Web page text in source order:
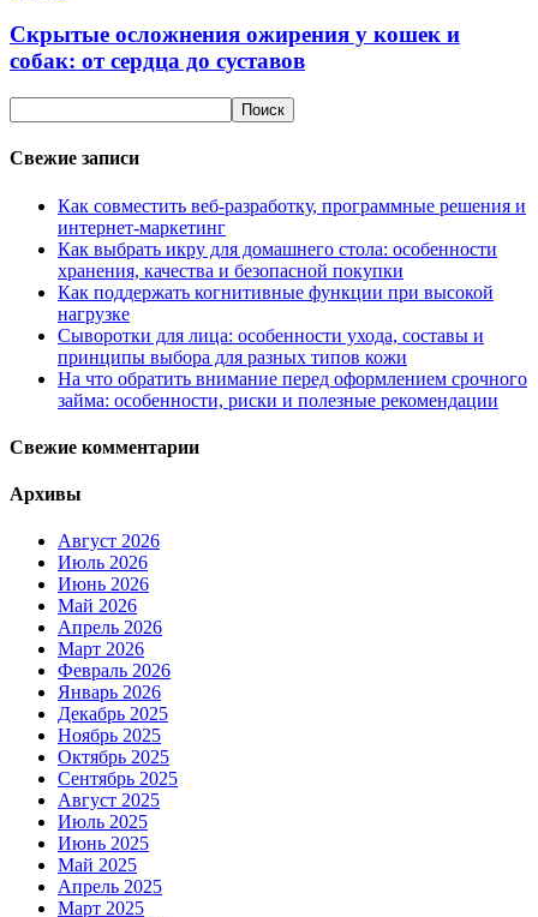
Скрытые осложнения ожирения у кошек и
собак: от сердца до суставов
Свежие записи
Как совместить веб-разработку, программные решения и
интернет-маркетинг
Как выбрать икру для домашнего стола: особенности
хранения, качества и безопасной покупки
Как поддержать когнитивные функции при высокой
нагрузке
Сыворотки для лица: особенности ухода, составы и
принципы выбора для разных типов кожи
На что обратить внимание перед оформлением срочного
займа: особенности, риски и полезные рекомендации
Свежие комментарии
Архивы
Август 2026
Июль 2026
Июнь 2026
Май 2026
Апрель 2026
Март 2026
Февраль 2026
Январь 2026
Декабрь 2025
Ноябрь 2025
Октябрь 2025
Сентябрь 2025
Август 2025
Июль 2025
Июнь 2025
Май 2025
Апрель 2025
Март 2025